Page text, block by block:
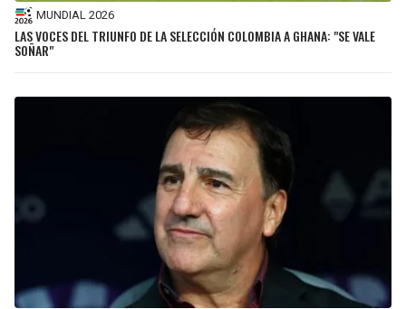
MUNDIAL 2026
LAS VOCES DEL TRIUNFO DE LA SELECCIÓN COLOMBIA A GHANA: "SE VALE
SOÑAR"